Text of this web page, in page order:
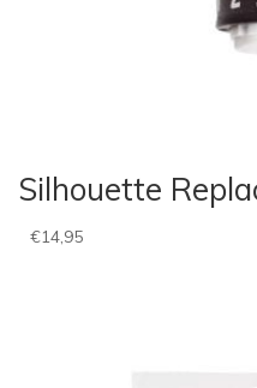
Silhouette
€14,95